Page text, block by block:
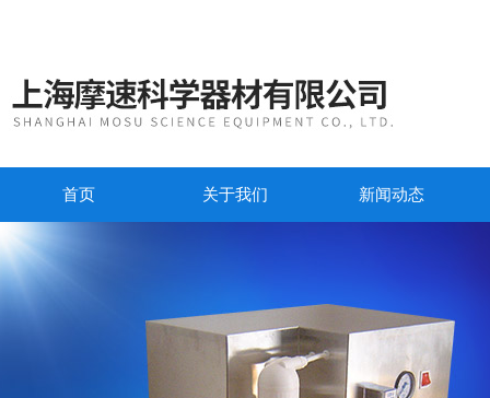
首页 关于我们 新闻动态